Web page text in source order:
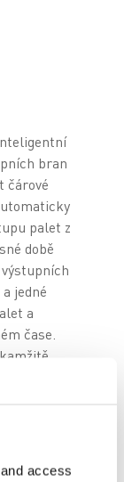
access
bran
čárové
palet z
době
jedné
a
čase.
riziko